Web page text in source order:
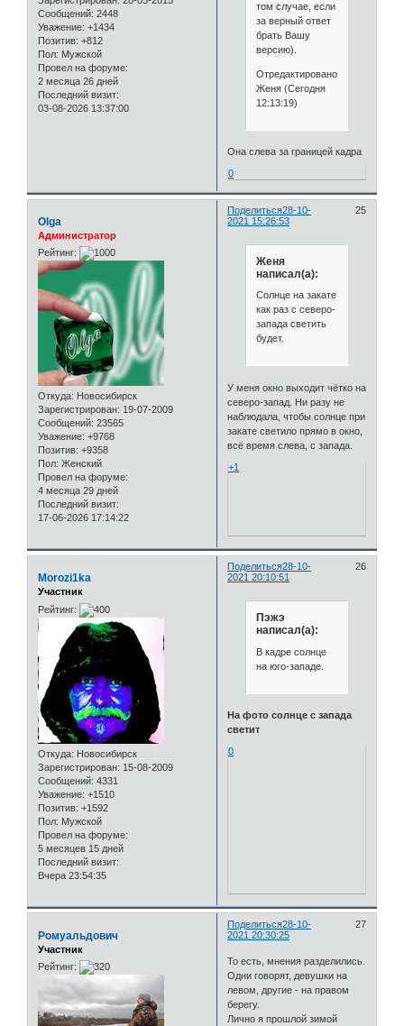
Сообщений: 2448
Уважение: +1434
Позитив: +812
Пол: Мужской
Провел на форуме:
2 месяца 26 дней
Последний визит:
03-08-2026 13:37:00
том случае, если
за верный ответ
брать Вашу
версию).
Отредактировано
Женя (Сегодня
12:13:19)
Она слева за границей кадра
0
Поделиться 25
28-10-
2021 15:26:53
Olga
Администратор
Рейтинг:
Откуда: Новосибирск
Зарегистрирован: 19-07-2009
Сообщений: 23565
Уважение: +9768
Позитив: +9358
Пол: Женский
Провел на форуме:
4 месяца 29 дней
Последний визит:
17-06-2026 17:14:22
Женя
написал(а):
Солнце на закате
как раз с северо-
запада светить
будет.
У меня окно выходит чётко на
северо-запад. Ни разу не
наблюдала, чтобы солнце при
закате светило прямо в окно,
всё время слева, с запада.
+1
Поделиться 26
28-10-
2021 20:10:51
Morozi1ka
Участник
Рейтинг:
Откуда: Новосибирск
Зарегистрирован: 15-08-2009
Сообщений: 4331
Уважение: +1510
Позитив: +1592
Пол: Мужской
Провел на форуме:
5 месяцев 15 дней
Последний визит:
Вчера 23:54:35
Пэжэ
написал(а):
В кадре солнце
на юго-западе.
На фото солнце с запада
светит
0
Поделиться 27
28-10-
2021 20:30:25
Ромуальдович
Участник
Рейтинг:
То есть, мнения разделились.
Одни говорят, девушки на
левом, другие - на правом
берегу.
Лично я прошлой зимой